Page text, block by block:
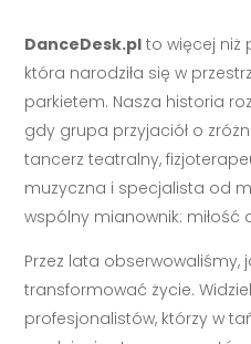
DanceDesk.pl to więcej niż
która narodziła się w
parkietem. Nasza historia
gdy grupa przyjaciół o
tancerz teatralny,
muzyczna i specjalista od
wspólny mianownik: miłość
Przez lata obserwowaliśmy,
transformować życie.
profesjonalistów, którzy w